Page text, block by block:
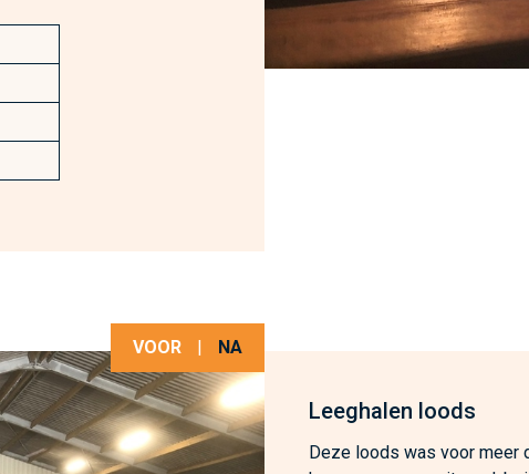
VOOR | NA
Leeghalen loods
Deze loods was voor meer